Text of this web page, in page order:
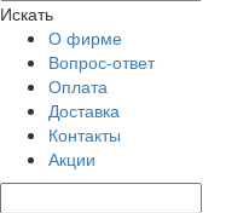
Искать
О фирме
Вопрос-ответ
Оплата
Доставка
Контакты
Акции